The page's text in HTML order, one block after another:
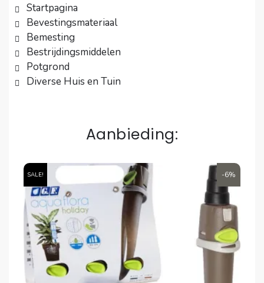
Startpagina
Bevestingsmateriaal
Bemesting
Bestrijdingsmiddelen
Potgrond
Diverse Huis en Tuin
Aanbieding:
-6%
SALE!